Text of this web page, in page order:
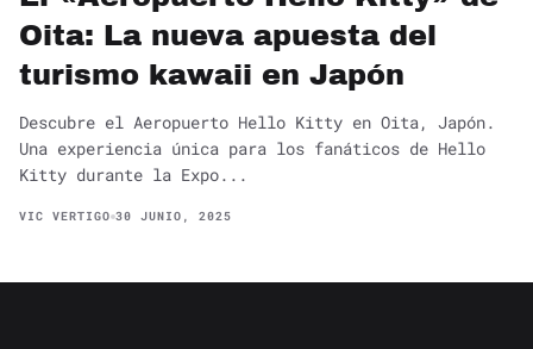
Oita: La nueva apuesta del
turismo kawaii en Japón
Descubre el Aeropuerto Hello Kitty en Oita, Japón.
Una experiencia única para los fanáticos de Hello
Kitty durante la Expo...
VIC VERTIGO 30 JUNIO, 2025